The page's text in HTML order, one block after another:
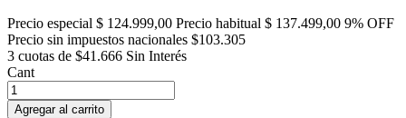
Precio especial $ 124.999,00 Precio habitual $ 137.499,00 9% OFF
Precio sin impuestos nacionales $103.305
3 cuotas de $41.666 Sin Interés
Cant
Agregar al carrito